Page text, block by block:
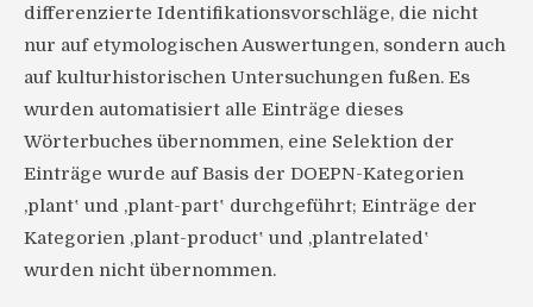
differenzierte Identifikationsvorschläge, die nicht
nur auf etymologischen Auswertungen, sondern auch
auf kulturhistorischen Untersuchungen fußen. Es
wurden automatisiert alle Einträge dieses
Wörterbuches übernommen, eine Selektion der
Einträge wurde auf Basis der DOEPN-Kategorien
‚plant‛ und ‚plant-part‛ durchgeführt; Einträge der
Kategorien ‚plant-product‛ und ‚plantrelated‛
wurden nicht übernommen.